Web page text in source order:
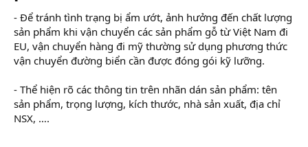
- Để tránh tình trạng bị ẩm ướt, ảnh hưởng đến chất lượng
sản phẩm khi vận chuyển các sản phẩm gỗ từ Việt Nam đi
EU, vận chuyển hàng đi mỹ thường sử dụng phương thức
vận chuyển đường biển cần được đóng gói kỹ lưỡng.
- Thể hiện rõ các thông tin trên nhãn dán sản phẩm: tên
sản phẩm, trọng lượng, kích thước, nhà sản xuất, địa chỉ
NSX, ….